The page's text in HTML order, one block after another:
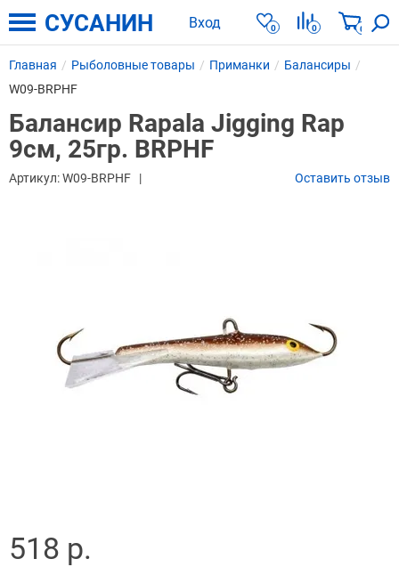
Вход 0 0 0
СУСАНИН
Главная Рыболовные товары Приманки
Балансиры
W09-BRPHF
Балансир Rapala Jigging Rap
9см, 25гр. BRPHF
Артикул:W09-BRPHF Оставить отзыв
518 р.